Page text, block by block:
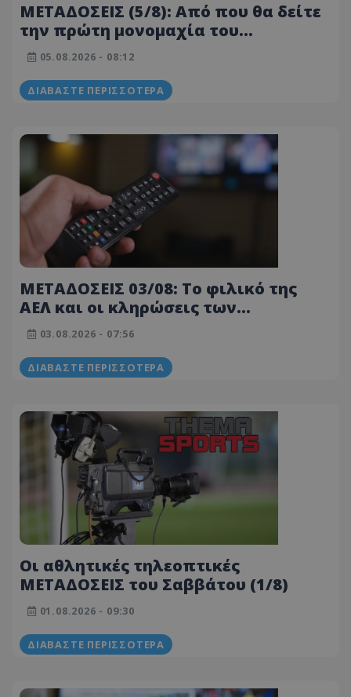
ΜΕΤΑΔΟΣΕΙΣ (5/8): Από που θα δείτε
την πρώτη μονομαχία του
ΑΠΟΛΛΩΝΑ με την Μπραν!
05.08.2026 - 08:12
ΔΙΑΒΆΣΤΕ ΠΕΡΙΣΣΌΤΕΡΑ
ΜΕΤΑΔΟΣΕΙΣ 03/08: Το φιλικό της
ΑΕΛ και οι κληρώσεις των
Κυπριακών ομάδων στην Ευρώπη!
03.08.2026 - 07:56
ΔΙΑΒΆΣΤΕ ΠΕΡΙΣΣΌΤΕΡΑ
Οι αθλητικές τηλεοπτικές
ΜΕΤΑΔΟΣΕΙΣ του Σαββάτου (1/8)
01.08.2026 - 09:30
ΔΙΑΒΆΣΤΕ ΠΕΡΙΣΣΌΤΕΡΑ